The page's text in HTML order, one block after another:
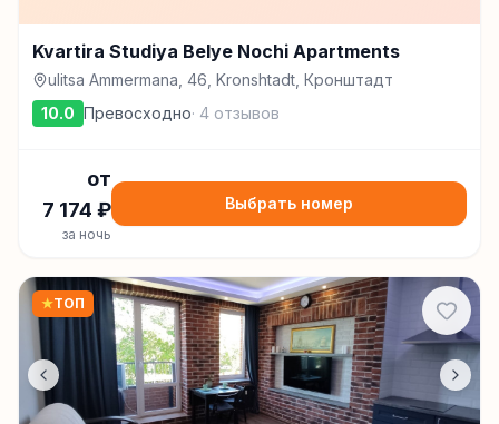
Kvartira Studiya Belye Nochi Apartments
ulitsa Ammermana, 46, Kronshtadt, Кронштадт
10.0 Превосходно· 4 отзывов
от
7 174 ₽
за ночь
Выбрать номер
★ТОП